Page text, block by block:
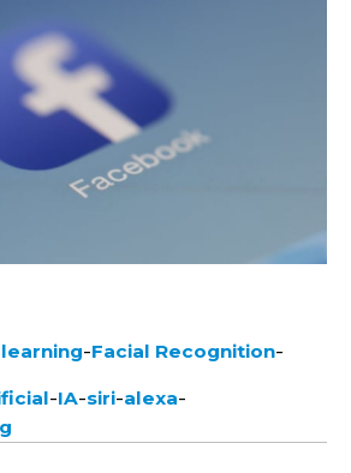
-Facial Recognition-
-IA-siri-alexa-